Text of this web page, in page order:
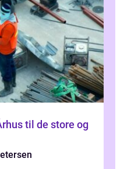
til de store og